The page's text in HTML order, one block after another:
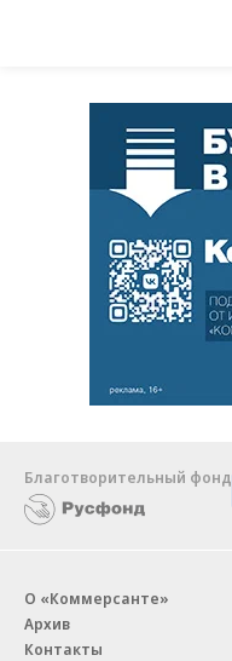
Благотворительный фонд
О «Коммерсанте»
Архив
Контакты